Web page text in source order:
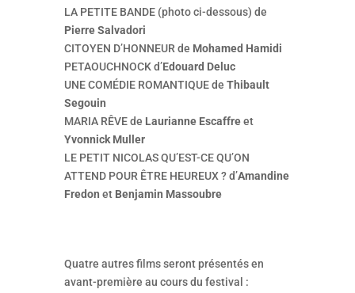
LA PETITE BANDE (photo ci-dessous) de
Pierre Salvadori
CITOYEN D’HONNEUR de Mohamed Hamidi
PETAOUCHNOCK d’Edouard Deluc
UNE COMÉDIE ROMANTIQUE de Thibault
Segouin
MARIA RÊVE de Laurianne Escaffreet
Yvonnick Muller
LE PETIT NICOLAS QU’EST-CE QU’ON
ATTEND POUR ÊTRE HEUREUX ? d’Amandine
Fredon et Benjamin Massoubre
Quatre autres films seront présentés en
avant-première au cours du festival :